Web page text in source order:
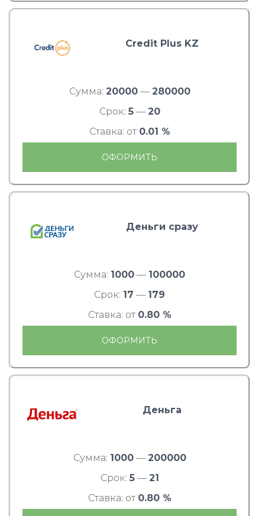
Credit Plus KZ
Сумма: 20000— 280000
Срок: 5— 20
Ставка: от 0.01 %
ОФОРМИТЬ
Деньги сразу
Сумма: 1000 — 100000
Срок: 17 — 179
Ставка: от 0.80 %
ОФОРМИТЬ
Деньга
Сумма: 1000— 200000
Срок: 5— 21
Ставка: от 0.80 %